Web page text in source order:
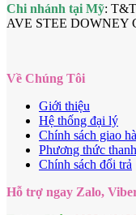
Chi nhánh tại Mỹ:
AVE STEE DOWNEY
Về Chúng Tôi
Giới thiệu
Hệ thống đại lý
Chính sách giao
Phương thức
Chính sách đổi trả
Hỗ trợ ngay Zalo,